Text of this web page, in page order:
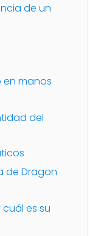
de un
en manos
del
de Dragon
cuál es su